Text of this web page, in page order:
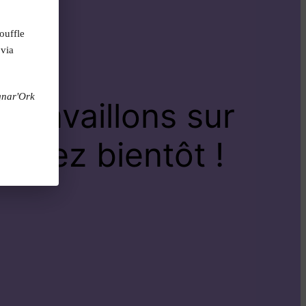
travaillons sur
bientôt !